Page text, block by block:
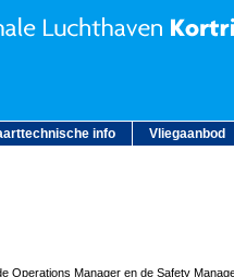
info Vliegaanbod
Operations Manager en de Safety